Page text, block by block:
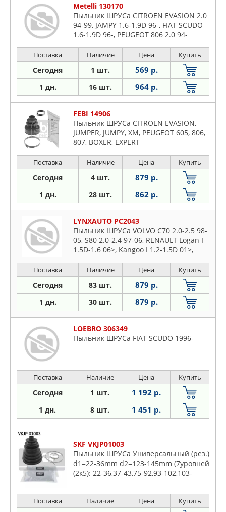
Metelli 130170
Пыльник ШРУСа CITROEN EVASION 2.0
94-99, JAMPY 1.6-1.9D 96-, FIAT SCUDO
1.6-1.9D 96-, PEUGEOT 806 2.0 94-
Поставка Наличие Цена Купить
Сегодня 1 шт. 569 р.
1 дн. 16 шт. 964 р.
FEBI 14906
Пыльник ШРУСа CITROEN EVASION,
JUMPER, JUMPY, XM, PEUGEOT 605, 806,
807, BOXER, EXPERT
Поставка Наличие Цена Купить
Сегодня 4 шт. 879 р.
1 дн. 28 шт. 862 р.
LYNXAUTO PC2043
Пыльник ШРУСа VOLVO C70 2.0-2.5 98-
05, S80 2.0-2.4 97-06, RENAULT Logan I
1.5D-1.6 06>, Kangoo I 1.2-1.5D 01>,
Megane II 1.4-1.9D 03>, Scenic I 1.6-1.9D
99-03
Поставка Наличие Цена Купить
Сегодня 83 шт. 879 р.
1 дн. 30 шт. 879 р.
LOEBRO 306349
Пыльник ШРУСа FIAT SCUDO 1996-
Поставка Наличие Цена Купить
Сегодня 1 шт. 1 192 р.
1 дн. 8 шт. 1 451 р.
SKF VKJP01003
Пыльник ШРУСа Универсальный (рез.)
d1=22-36mm d2=123-145mm (7уровней
(2к5): 22-36,37-43,75-92,93-102,103-
те
Поставка Наличие Цена Купить